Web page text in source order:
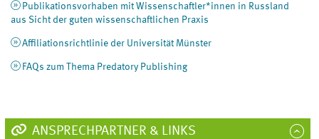
Publikationsvorhaben mit Wissenschaftler*innen in Russland
aus Sicht der guten wissenschaftlichen Praxis
Affiliationsrichtlinie der Universität Münster
FAQs zum Thema Predatory Publishing
ANSPRECHPARTNER & LINKS